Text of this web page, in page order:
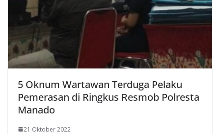
5 Oknum Wartawan Terduga Pelaku
Pemerasan di Ringkus Resmob Polresta
Manado
21 Oktober 2022